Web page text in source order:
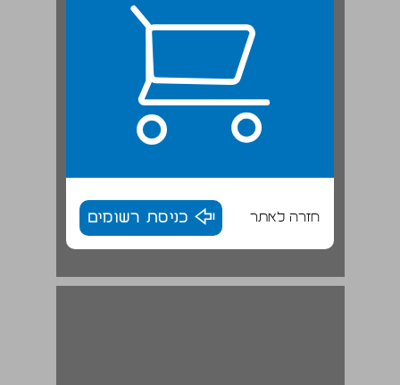
חזרה לאתר כניסת רשומים
בני דורו ותלמידיו ... 20